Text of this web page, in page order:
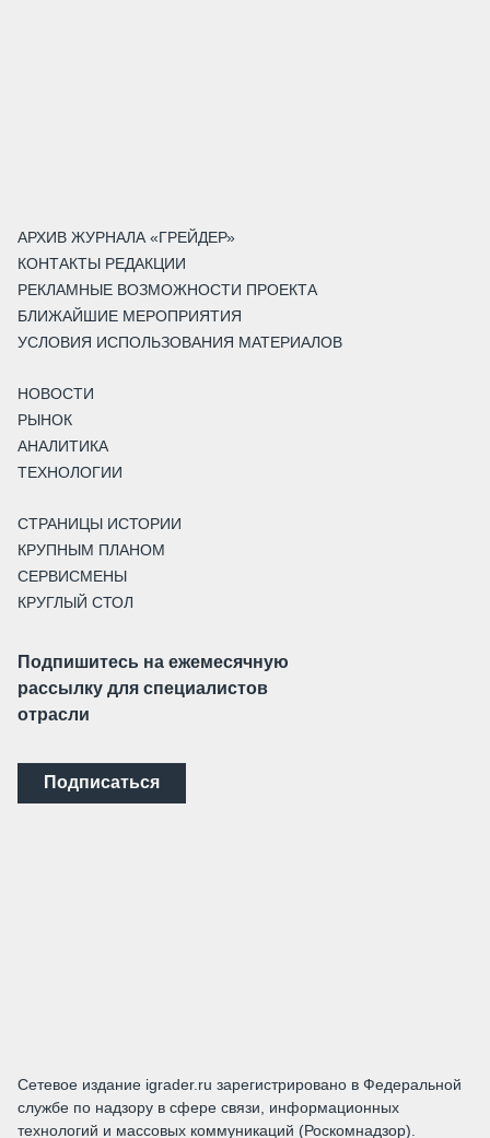
АРХИВ ЖУРНАЛА «ГРЕЙДЕР»
КОНТАКТЫ РЕДАКЦИИ
РЕКЛАМНЫЕ ВОЗМОЖНОСТИ ПРОЕКТА
БЛИЖАЙШИЕ МЕРОПРИЯТИЯ
УСЛОВИЯ ИСПОЛЬЗОВАНИЯ МАТЕРИАЛОВ
НОВОСТИ
РЫНОК
АНАЛИТИКА
ТЕХНОЛОГИИ
СТРАНИЦЫ ИСТОРИИ
КРУПНЫМ ПЛАНОМ
СЕРВИСМЕНЫ
КРУГЛЫЙ СТОЛ
Подпишитесь на ежемесячную
рассылку для специалистов
отрасли
Подписаться
Сетевое издание igrader.ru зарегистрировано в Федеральной
службе по надзору в сфере связи, информационных
технологий и массовых коммуникаций (Роскомнадзор).